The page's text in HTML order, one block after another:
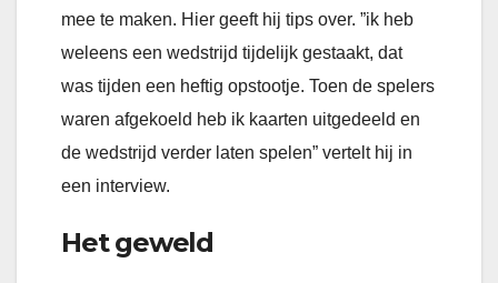
mee te maken. Hier geeft hij tips over. ”ik heb
weleens een wedstrijd tijdelijk gestaakt, dat
was tijden een heftig opstootje. Toen de spelers
waren afgekoeld heb ik kaarten uitgedeeld en
de wedstrijd verder laten spelen” vertelt hij in
een interview.
Het geweld